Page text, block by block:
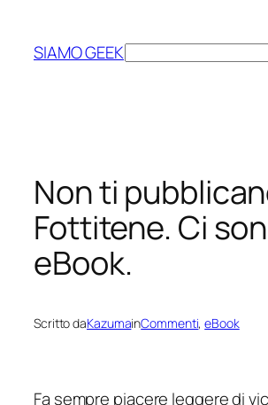
contenuto
SIAMO GEEKCerca
Non ti
Fottitene. Ci
eBook.
Scritto daKazumainCommenti, eBook
Fa sempre piacere leggere di